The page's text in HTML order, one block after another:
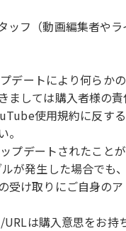
フ（動画編集者やラ
デートにより何らか
しては購入者様の責
使用規約に反す
プデートされたこと
が発生した場合でも
け取りにご自身の
は購入意思をお持